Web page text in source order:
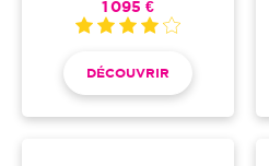
1 095 €
DÉCOUVRIR